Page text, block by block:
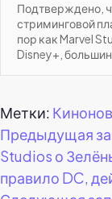
Подтверждено,
стриминговой
пор как Marvel
Disney+,
Метки:
по
Предыдущая
Studios о
правило DC,